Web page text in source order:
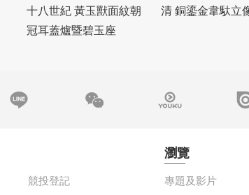
十八世紀 黃玉獸面紋朝
冠耳蓋爐暨碧玉座
清 銅鎏金韋馱立
競投登記
瀏覽
專題及影片